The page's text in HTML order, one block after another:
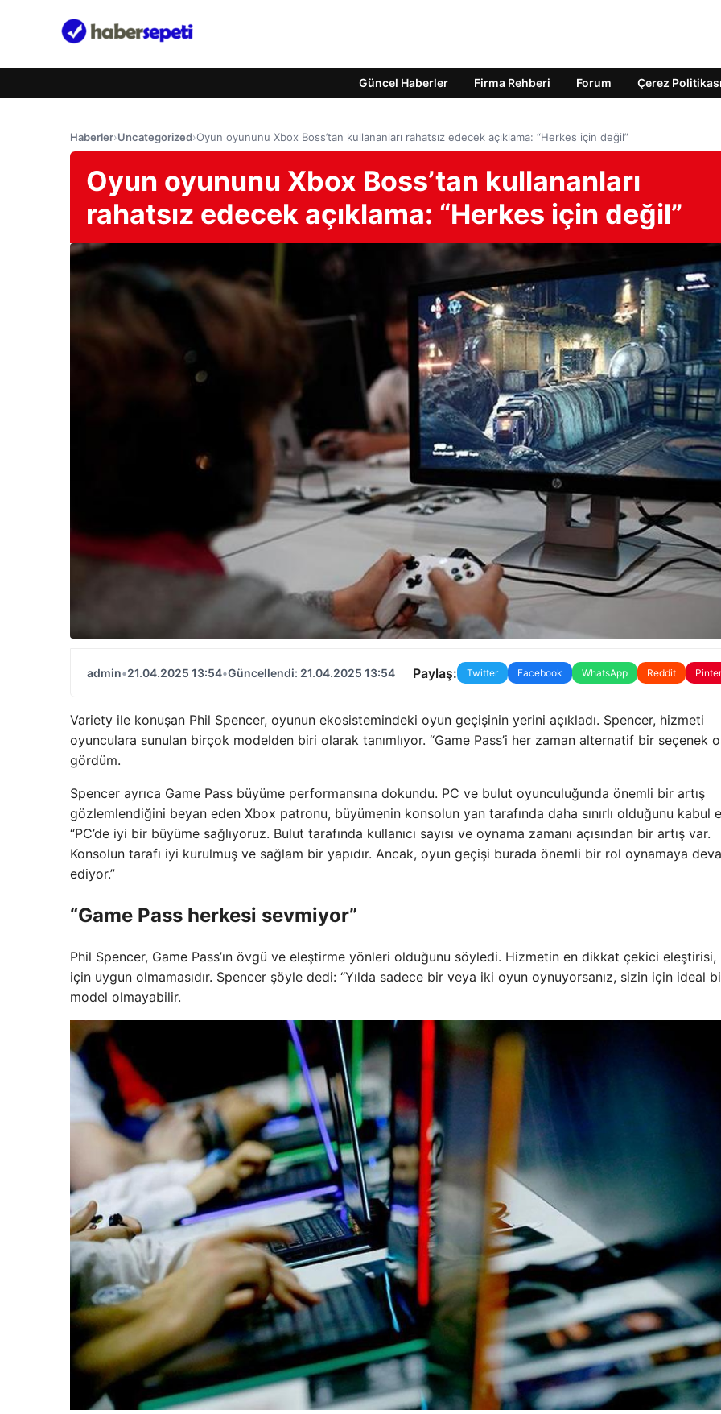
Güncel Haberler Firma Rehberi Forum Çerez
Haberler›Uncategorized›Oyun oyununu Xbox Boss’tan kullananları rahatsız edecek açıklama: “Herkes için değil”
Oyun oyununu Xbox Boss’tan kullananları
rahatsız edecek açıklama: “Herkes için değil”
admin•21.04.2025 13:54•Güncellendi: 21.04.2025 13:54 Paylaş: Twitter Facebook WhatsApp Reddit
Variety ile konuşan Phil Spencer, oyunun ekosistemindeki oyun geçişinin yerini açıkladı. Spencer, hizmeti
oyunculara sunulan birçok modelden biri olarak tanımlıyor. “Game Pass’i her zaman alternatif bir seçenek
gördüm.
Spencer ayrıca Game Pass büyüme performansına dokundu. PC ve bulut oyunculuğunda önemli bir artış
gözlemlendiğini beyan eden Xbox patronu, büyümenin konsolun yan tarafında daha sınırlı olduğunu kabul
“PC’de iyi bir büyüme sağlıyoruz. Bulut tarafında kullanıcı sayısı ve oynama zamanı açısından bir artış var.
Konsolun tarafı iyi kurulmuş ve sağlam bir yapıdır. Ancak, oyun geçişi burada önemli bir rol oynamaya
ediyor.”
“Game Pass herkesi sevmiyor”
Phil Spencer, Game Pass’ın övgü ve eleştirme yönleri olduğunu söyledi. Hizmetin en dikkat çekici eleştirisi,
için uygun olmamasıdır. Spencer şöyle dedi: “Yılda sadece bir veya iki oyun oynuyorsanız, sizin için ideal
model olmayabilir.